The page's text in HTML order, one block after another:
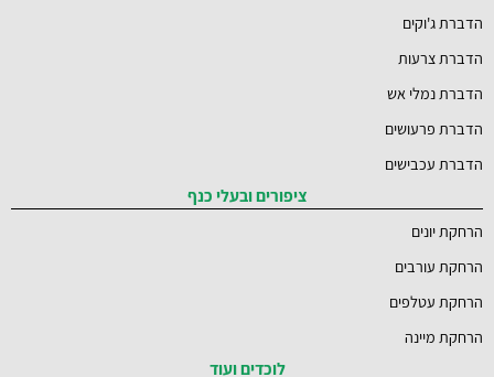
הדברת ג'וקים
הדברת צרעות
הדברת נמלי אש
הדברת פרעושים
הדברת עכבישים
ציפורים ובעלי כנף
הרחקת יונים
הרחקת עורבים
הרחקת עטלפים
הרחקת מיינה
לוכדים ועוד